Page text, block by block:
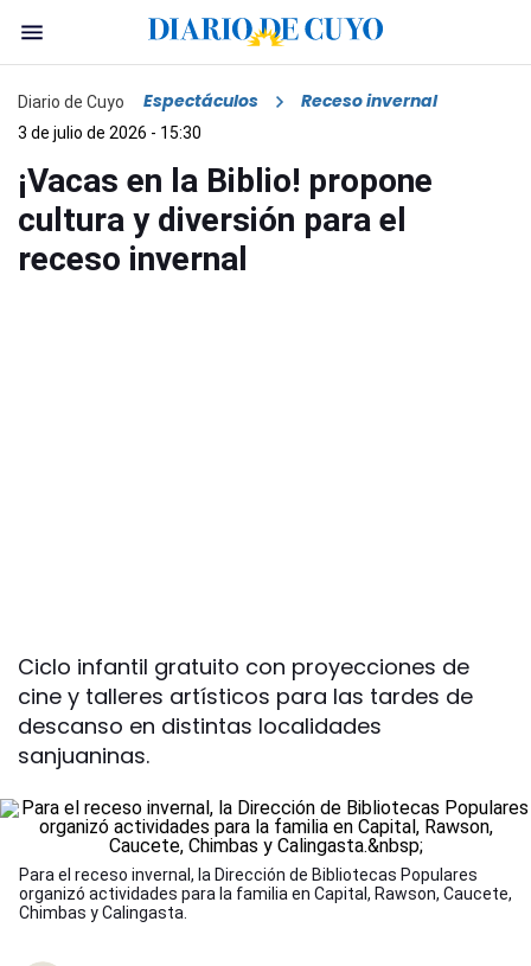
Diario de Cuyo Espectáculos Receso invernal
3 de julio de 2026 - 15:30
¡Vacas en la Biblio! propone
cultura y diversión para el
receso invernal
Ciclo infantil gratuito con proyecciones de
cine y talleres artísticos para las tardes de
descanso en distintas localidades
sanjuaninas.
Para el receso invernal, la Dirección de Bibliotecas Populares
organizó actividades para la familia en Capital, Rawson, Caucete,
Chimbas y Calingasta.